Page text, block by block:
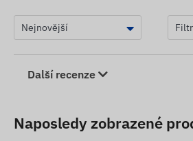
Další recenze
Naposledy zobrazené